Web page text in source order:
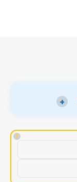
+
!